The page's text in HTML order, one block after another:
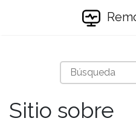
Sitio sobre